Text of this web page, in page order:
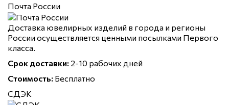
Почта России
Доставка ювелирных изделий в города и регионы
России осуществляется ценными посылками Первого
класса.
Срок доставки: 2-10 рабочих дней
Стоимость: Бесплатно
СДЭК